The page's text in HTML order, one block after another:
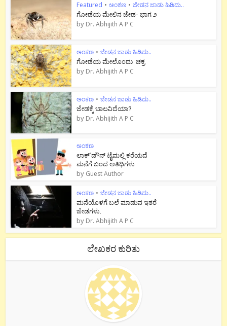
Featured • ಅಂಕಣ • ಜೇಡನ ಜಾಡು ಹಿಡಿದು..
ಗೋಡೆಯ ಮೇಲಿನ ಜೇಡ- ಭಾಗ ೨
by Dr. Abhijith A P C
ಅಂಕಣ • ಜೇಡನ ಜಾಡು ಹಿಡಿದು..
ಗೋಡೆಯ ಮೇಲೊಂದು ಚಕ್ರ
by Dr. Abhijith A P C
ಅಂಕಣ • ಜೇಡನ ಜಾಡು ಹಿಡಿದು..
ಜೇಡಕ್ಕೆ ಬಾಲವಿದೆಯಾ?
by Dr. Abhijith A P C
ಅಂಕಣ
ಲಾಕ್`ಡೌನ್ ಟೈಮಲ್ಲಿ ಕರೆಯದೆ
ಮನೆಗೆ ಬಂದ ಅತಿಥಿಗಳು
by Guest Author
ಅಂಕಣ • ಜೇಡನ ಜಾಡು ಹಿಡಿದು..
ಮನೆಯೊಳಗೆ ಬಲೆ ಮಾಡುವ ಇತರೆ
ಜೇಡಗಳು.
by Dr. Abhijith A P C
ಲೇಖಕರ ಕುರಿತು